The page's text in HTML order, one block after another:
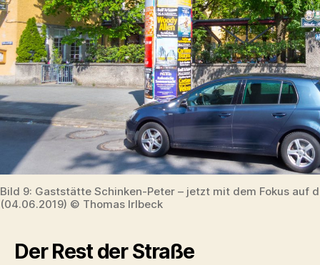
Bild 9: Gaststätte Schinken-Peter – jetzt mit dem Fokus auf
(04.06.2019) © Thomas Irlbeck
Der Rest der Straße